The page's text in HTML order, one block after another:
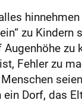
zu Kindern
Fehler zu
Dorf, das